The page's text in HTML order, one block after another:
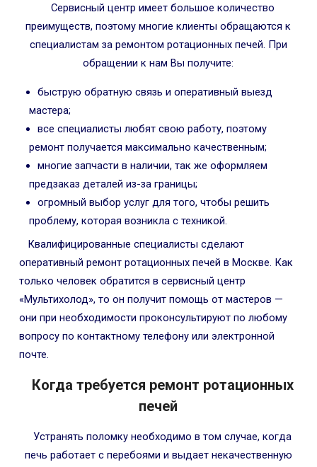
Сервисный центр имеет большое количество
преимуществ, поэтому многие клиенты обращаются к
специалистам за ремонтом ротационных печей. При
обращении к нам Вы получите:
быструю обратную связь и оперативный выезд
мастера;
все специалисты любят свою работу, поэтому
ремонт получается максимально качественным;
многие запчасти в наличии, так же оформляем
предзаказ деталей из-за границы;
огромный выбор услуг для того, чтобы решить
проблему, которая возникла с техникой.
Квалифицированные специалисты сделают
оперативный ремонт ротационных печей в Москве. Как
только человек обратится в сервисный центр
«Мультихолод», то он получит помощь от мастеров —
они при необходимости проконсультируют по любому
вопросу по контактному телефону или электронной
почте.
Когда требуется ремонт ротационных
печей
Устранять поломку необходимо в том случае, когда
печь работает с перебоями и выдает некачественную